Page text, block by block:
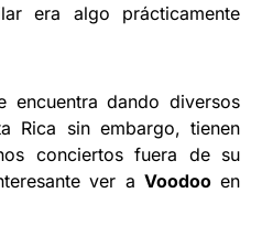
era algo prácticamente
encuentra dando diversos
Rica sin embargo, tienen
conciertos fuera de su
ver a Voodooen